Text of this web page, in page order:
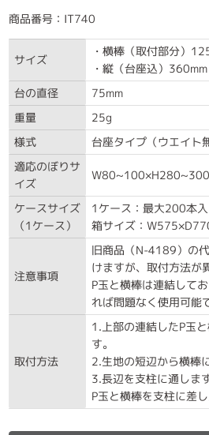
商品番号：IT740
サイズ
・横棒（取付部分）
・縦（台座込）360mm
台の直径
75mm
重量
25g
様式
台座タイプ（ウエイト
適応のぼりサ
イズ
ケースサイズ
（1ケース）
1ケース：最大200本入
箱サイズ：
注意事項
旧商品（N-4189）の
けますが、取付方法が
P玉と横棒は連結して
れば問題なく使用可能
取付方法
1.上部の連結したP玉
す。
2.生地の短辺から横棒
3.長辺を支柱に通します
P玉と横棒を支柱に差し